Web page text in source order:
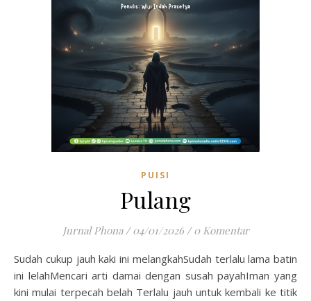
PUISI
Pulang
Jurnal Phona / 04/01/2026 / 0 Komentar
Sudah cukup jauh kaki ini melangkahSudah terlalu lama batin
ini lelahMencari arti damai dengan susah payahIman yang
kini mulai terpecah belah Terlalu jauh untuk kembali ke titik